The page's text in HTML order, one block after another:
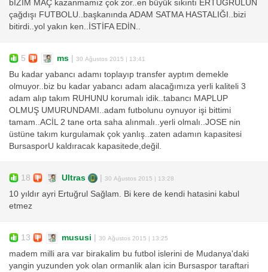
bİZİM MAÇ kazanmamız çok zor..en büyük sıkıntı ERTUĞRULUN
çağdışı FUTBOLU..başkanında ADAM SATMA HASTALIĞI..bizi
bitirdi..yol yakın ken..İSTİFA EDİN..
5 ms | 30 Ağustos 2015 | 13:41
Bu kadar yabancı adamı toplayıp transfer ayptım demekle
olmuyor..biz bu kadar yabancı adam alacağımıza yerli kaliteli 3
adam alıp takım RUHUNU korumalı idik..tabancı MAPLUP
OLMUŞ UMURUNDAMI..adam futbolunu oynuyor işi bittimi
tamam..ACİL 2 tane orta saha alınmalı..yerli olmalı..JOSE nin
üstüne takım kurgulamak çok yanlış..zaten adamın kapasitesi
BursasporU kaldıracak kapasitede,değil.
18 Ultras | 30 Ağustos 2015 | 13:28
10 yıldır ayri Ertuğrul Sağlam. Bi kere de kendi hatasini kabul
etmez
13 mususi | 30 Ağustos 2015 | 13:25
madem milli ara var birakalim bu futbol islerini de Mudanya'daki
yangin yuzunden yok olan ormanlik alan icin Bursaspor taraftari